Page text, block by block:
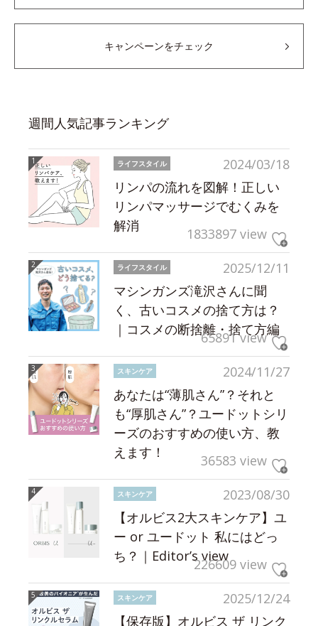
キャンペーンをチェック
週間人気記事ランキング
2024/03/18
ライフスタイル
リンパの流れを図解！正しい
リンパマッサージでむくみを
解消
1833897 view
2025/12/11
ライフスタイル
マシンガンズ滝沢さんに聞
く、古いコスメの捨て方は？
｜コスメの断捨離・捨て方編
65891 view
2024/11/27
スキンケア
あなたは“薄肌さん”？それと
も“厚肌さん”？ユードットシリ
ーズのおすすめの使い方、教
えます！
36583 view
2023/08/30
スキンケア
【オルビス2大スキンケア】ユ
ー or ユードット 私にはどっ
ち？｜Editor’s view226609 view
2025/12/24
スキンケア
【保存版】オルビス ザ リンク